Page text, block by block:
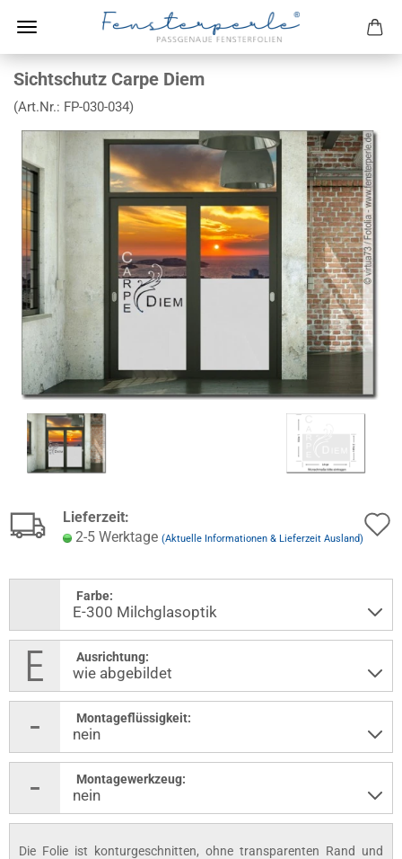
Sichtschutz Carpe Diem
(Art.Nr.: FP-030-034)
Lieferzeit:
2-5 Werktage (Aktuelle Informationen & Lieferzeit Ausland)
Farbe:
Ausrichtung:
Montageflüssigkeit:
Montagewerkzeug:
Die Folie ist konturgeschnitten, ohne transparenten Rand und